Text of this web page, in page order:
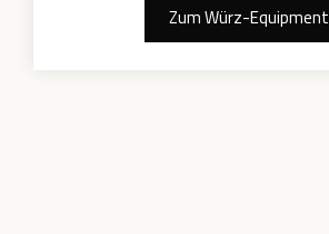
Zum Würz-Equipment